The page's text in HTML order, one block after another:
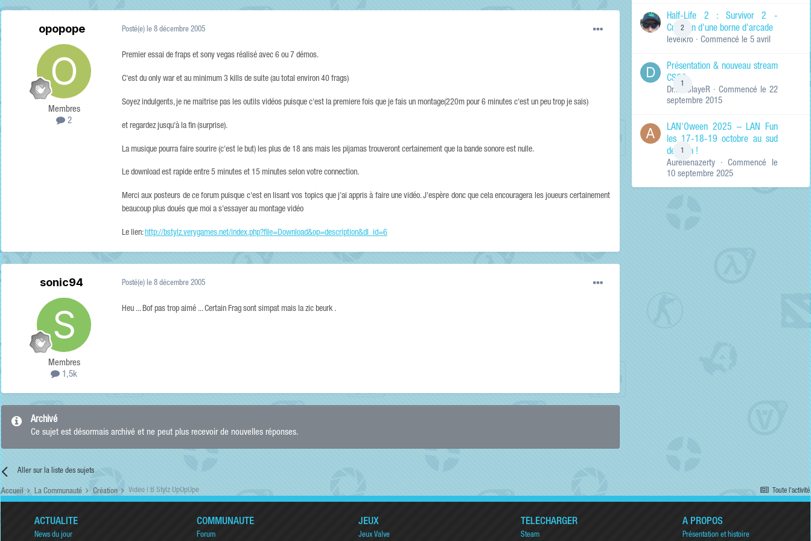
RECHERCHER LES
Titres et corps
Titres des
uniquement
opopope
Membres
2
Posté(e) le 8 décembre 2005
Premier essai de fraps et sony vegas réalisé avec 6 ou 7 démos.
C'est du only war et au minimum 3 kills de suite (au total environ 40 frags)
Soyez indulgents, je ne maitrise pas les outils vidéos puisque c'est la premiere fois que je fais un montage(220m pour 6 minutes c'est un peu trop je sais)
et regardez jusqu'à la fin (surprise).
La musique pourra faire sourire (c'est le but) les plus de 18 ans mais les pijamas trouveront certainement que la bande sonore est nulle.
Le download est rapide entre 5 minutes et 15 minutes selon votre connection.
Merci aux posteurs de ce forum puisque c'est en lisant vos topics que j'ai appris à faire une vidéo. J'espère donc que cela encouragera les joueurs certainement
beaucoup plus doués que moi a s'essayer au montage vidéo
Le lien:http://bstylz.verygames.net/index.php?file=Download&op=description&dl_id=6
sonic94
Membres
1,5k
Posté(e) le 8 décembre 2005
Heu ... Bof pas trop aimé ... Certain Frag sont simpat mais la zic beurk .
Archivé
Ce sujet est désormais archivé et ne peut plus recevoir de nouvelles réponses.
Aller sur la liste des sujets
2
Half-Life 2 : Survivor 2 -
Création d'une borne d'arcade
levelkro · Commencé le 5 avril
1
Présentation & nouveau stream
CSGO
Dr.KinSlayeR · Commencé le 22
septembre 2015
1
LAN'Oween 2025 – LAN Fun
les 17-18-19 octobre au sud
de Lyon !
Aurelienazerty · Commencé le
10 septembre 2025
Toute l’activité
Accueil La Communauté Création Vidéo | B Stylz OpOpOpe
ACTUALITÉ
News du jour
COMMUNAUTÉ
Forum
JEUX
Jeux Valve
TÉLÉCHARGER
Steam
A PROPOS
Présentation et histoire